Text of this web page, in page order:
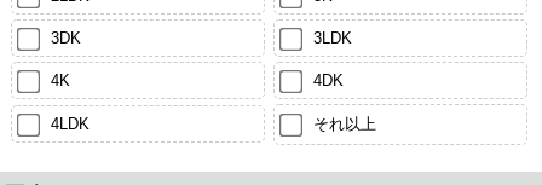
3DK 3LDK
4K 4DK
4LDK それ以上